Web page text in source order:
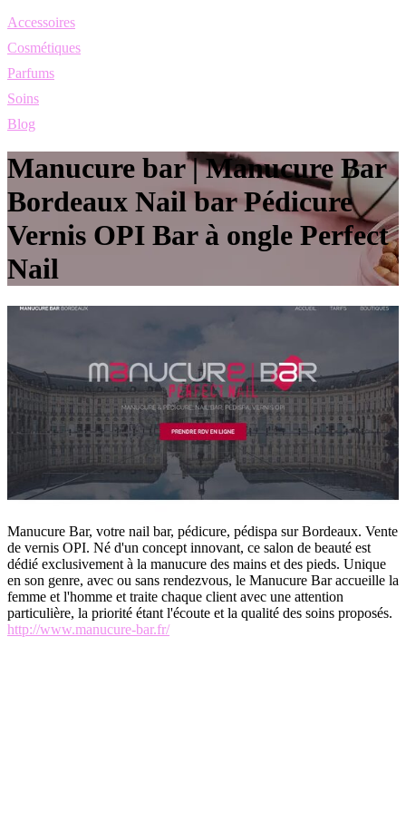
Accessoires
Cosmétiques
Parfums
Soins
Blog
Manucure bar | Manucure Bar
Bordeaux Nail bar Pédicure
Vernis OPI Bar à ongle Perfect
Nail
Manucure Bar, votre nail bar, pédicure, pédispa sur Bordeaux. Vente
de vernis OPI. Né d'un concept innovant, ce salon de beauté est
dédié exclusivement à la manucure des mains et des pieds. Unique
en son genre, avec ou sans rendezvous, le Manucure Bar accueille la
femme et l'homme et traite chaque client avec une attention
particulière, la priorité étant l'écoute et la qualité des soins proposés.
http://www.manucure-bar.fr/